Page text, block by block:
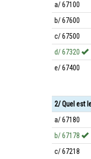
a/ 67100
b/ 67600
c/ 67500
d/ 67320
e/ 67400
2/ Quel est
a/ 67180
b/ 67178
c/ 67218